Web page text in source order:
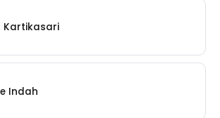
Kartikasari
Indah